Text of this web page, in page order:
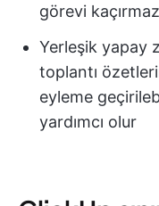
görevi
Yerleşik yapay
toplantı
eyleme
yardımcı olur